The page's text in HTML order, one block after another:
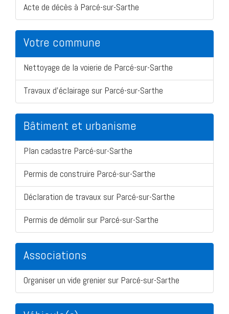
Acte de décès à Parcé-sur-Sarthe
Votre commune
Nettoyage de la voierie de Parcé-sur-Sarthe
Travaux d'éclairage sur Parcé-sur-Sarthe
Bâtiment et urbanisme
Plan cadastre Parcé-sur-Sarthe
Permis de construire Parcé-sur-Sarthe
Déclaration de travaux sur Parcé-sur-Sarthe
Permis de démolir sur Parcé-sur-Sarthe
Associations
Organiser un vide grenier sur Parcé-sur-Sarthe